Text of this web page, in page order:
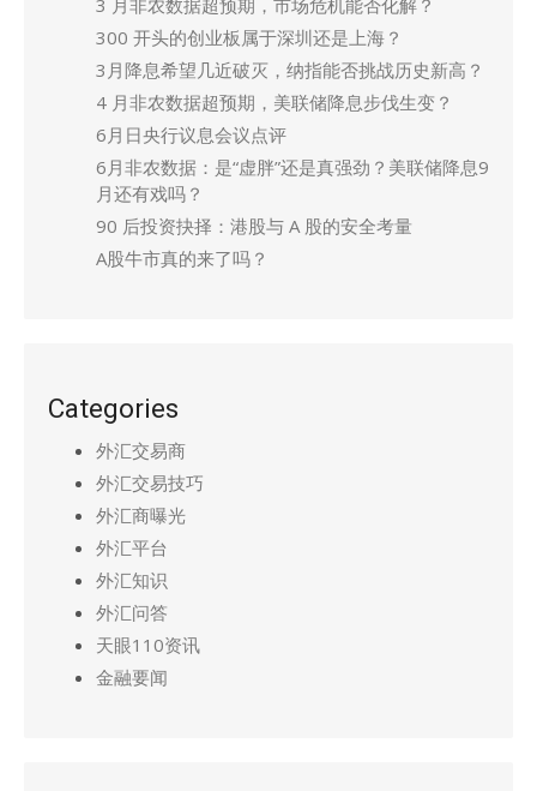
3 月非农数据超预期，市场危机能否化解？
300 开头的创业板属于深圳还是上海？
3月降息希望几近破灭，纳指能否挑战历史新高？
4 月非农数据超预期，美联储降息步伐生变？
6月日央行议息会议点评
6月非农数据：是“虚胖”还是真强劲？美联储降息9
月还有戏吗？
90 后投资抉择：港股与 A 股的安全考量
A股牛市真的来了吗？
Categories
外汇交易商
外汇交易技巧
外汇商曝光
外汇平台
外汇知识
外汇问答
天眼110资讯
金融要闻